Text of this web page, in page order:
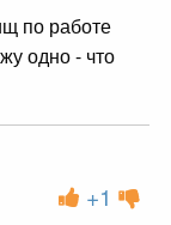
по работе
одно - что
+1